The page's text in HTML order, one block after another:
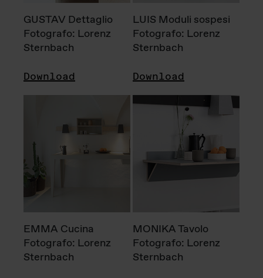
GUSTAV Dettaglio
Fotografo: Lorenz
Sternbach
Download
LUIS Moduli sospesi
Fotografo: Lorenz
Sternbach
Download
EMMA Cucina
Fotografo: Lorenz
Sternbach
MONIKA Tavolo
Fotografo: Lorenz
Sternbach